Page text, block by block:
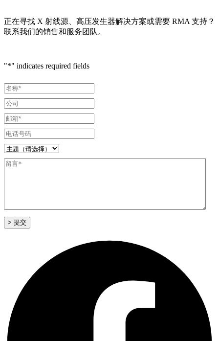
正在寻找 X 射线源、高压发生器解决方案或需要 RMA 支持？
联系我们的销售和服务团队。
"*" indicates required fields